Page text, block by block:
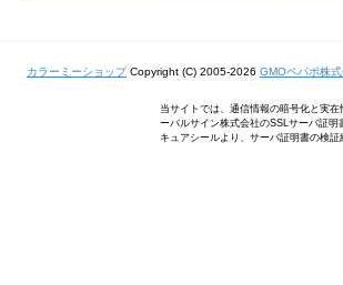
カラーミーショップCopyright (C) 2005-2026 GMOペパボ株
当サイトでは、通信情報の暗号化と実
ーバルサイン株式会社のSSLサーバ証明
キュアシールより、サーバ証明書の検証